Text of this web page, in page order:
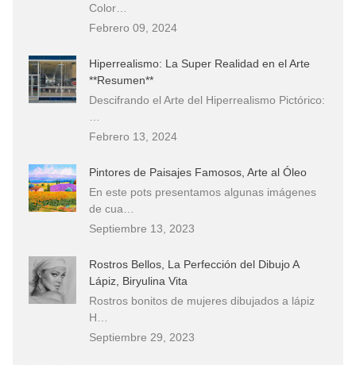
Color…
Febrero 09, 2024
Hiperrealismo: La Super Realidad en el Arte
**Resumen**
Descifrando el Arte del Hiperrealismo Pictórico:
Febrero 13, 2024
Pintores de Paisajes Famosos, Arte al Óleo
En este pots presentamos algunas imágenes
de cua…
Septiembre 13, 2023
Rostros Bellos, La Perfección del Dibujo A
Lápiz, Biryulina Vita
Rostros bonitos de mujeres dibujados a lápiz
H…
Septiembre 29, 2023